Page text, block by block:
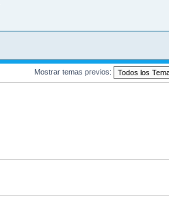
Mostrar temas previos: